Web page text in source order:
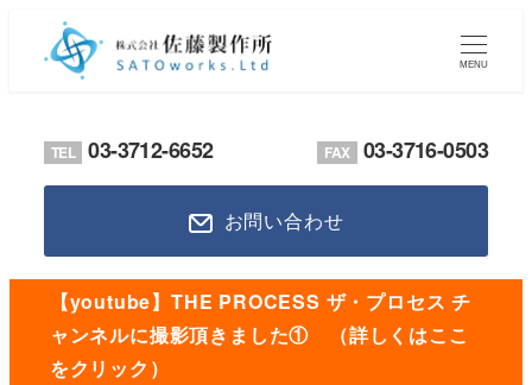
MENU
TEL 03-3712-6652 FAX 03-3716-0503
お問い合わせ
【youtube】THE PROCESS ザ・プロセス チ
ャンネルに撮影頂きました① （詳しくはここ
をクリック）